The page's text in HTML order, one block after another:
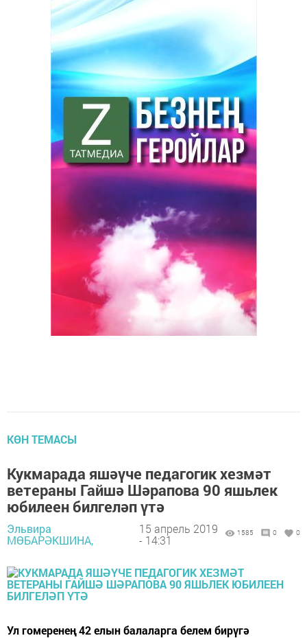
КӨН ТЕМАСЫ
Кукмарада яшәүче педагогик хезмәт
ветераны Гайшә Шәрапова 90 яшьлек
юбилеен билгеләп үтә
Эльвира
МӨБАРӘКШИНА,
15 апрель 2019
- 14:31
1585 0 0
Ул гомеренең 42 елын балаларга белем бирүгә